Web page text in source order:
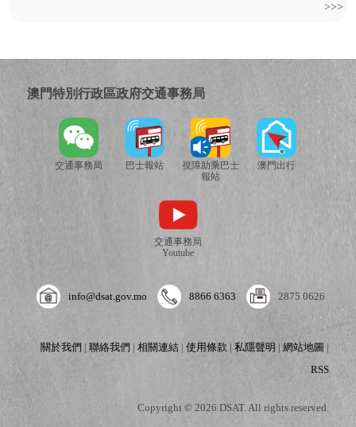
>>>
澳門特別行政區政府交通事務局
交通事務局 巴士報站
視障助乘巴士
報站
澳門出行
交通事務局
Youtube
info@dsat.gov.mo 8866 6363 2875 0626
關於我們 |聯絡我們 |相關連結 |使用條款 |私隱聲明 |網站地圖 |
RSS
Copyright © 2026 DSAT. All rights reserved.